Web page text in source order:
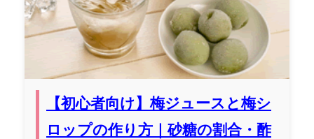
【初心者向け】梅ジュースと梅シ
ロップの作り方｜砂糖の割合・酢